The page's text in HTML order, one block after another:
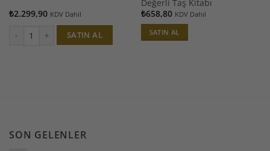
₺2.299,90 KDV Dahil
Bakır Piramit KEOPS El Yapımı adet
SATIN AL
Değerli Taş Kitabı
₺658,80 KDV Dahil
SATIN AL
SON GELENLER